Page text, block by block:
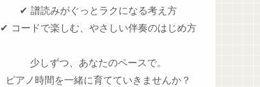
✔ 譜読みがぐっとラクになる考え方
✔ コードで楽しむ、やさしい伴奏のはじめ方
少しずつ、あなたのペースで。
ピアノ時間を一緒に育てていきませんか？